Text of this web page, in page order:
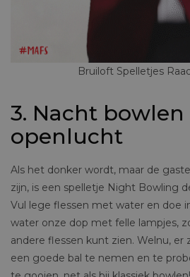
Bruiloft Spelletjes
3. Nacht bowlen
openlucht
Als het donker wordt, maar de
zijn, is een spelletje Night Bowling
Vul lege flessen met water en doe
water onze dop met felle lampjes,
andere flessen kunt zien. Welnu, er
een goede bal te nemen en te